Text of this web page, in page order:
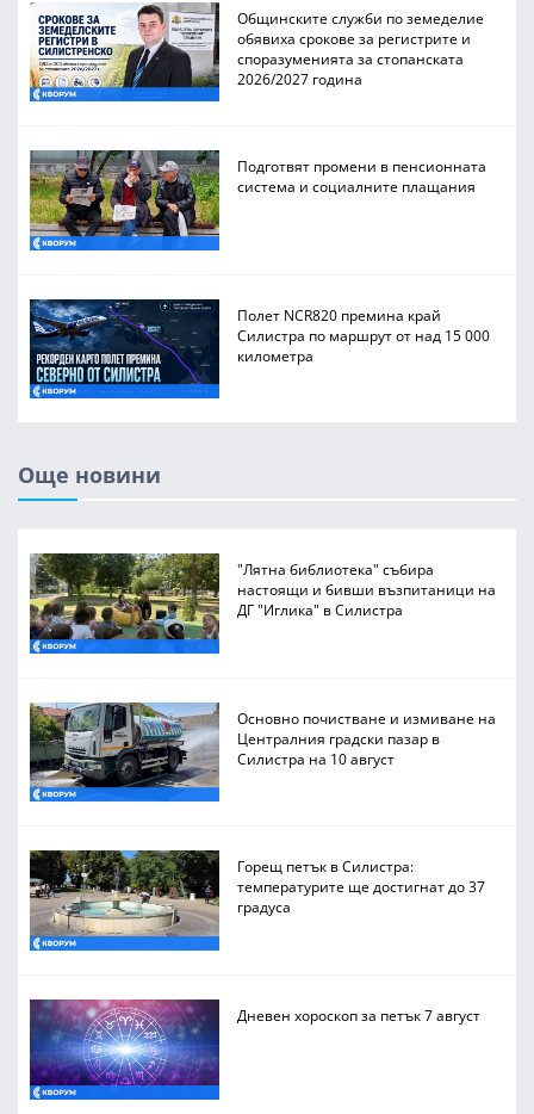
Общинските служби по земеделие
обявиха срокове за регистрите и
споразуменията за стопанската
2026/2027 година
Подготвят промени в пенсионната
система и социалните плащания
Полет NCR820 премина край
Силистра по маршрут от над 15 000
километра
Още новини
"Лятна библиотека" събира
настоящи и бивши възпитаници на
ДГ "Иглика" в Силистра
Основно почистване и измиване на
Централния градски пазар в
Силистра на 10 август
Горещ петък в Силистра:
температурите ще достигнат до 37
градуса
Дневен хороскоп за петък 7 август